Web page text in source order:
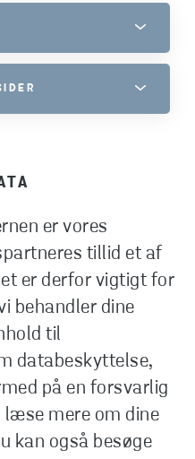
er vores
tillid et af
er derfor vigtigt for
behandler dine
til
databeskyttelse,
på en forsvarlig
læse mere om dine
kan også besøge
DU HAR SPØRGSMÅL.